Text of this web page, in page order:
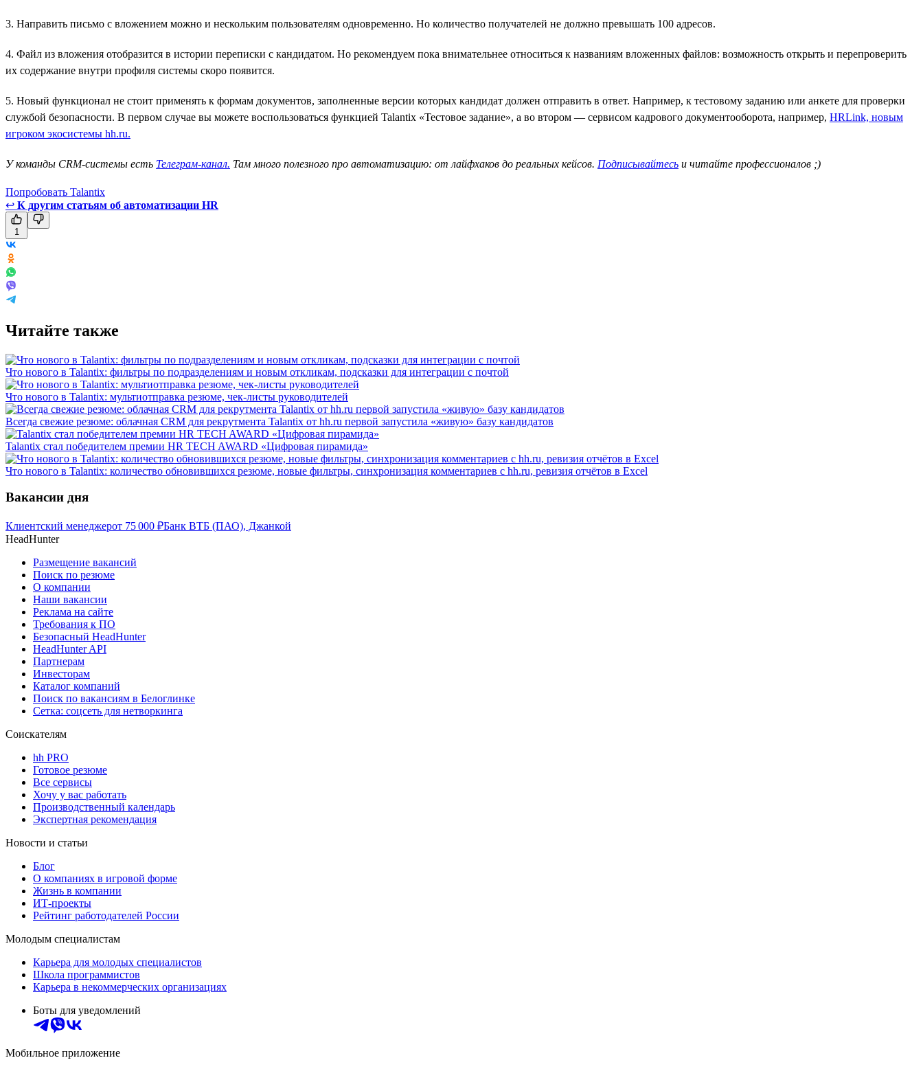
3. Направить письмо с вложением можно и нескольким пользователям одновременно. Но количество получателей не должно превышать 100 адресов.
4. Файл из вложения отобразится в истории переписки с кандидатом. Но рекомендуем пока внимательнее относиться к названиям вложенных файлов: возможность открыть и перепроверить
их содержание внутри профиля системы скоро появится.
5. Новый функционал не стоит применять к формам документов, заполненные версии которых кандидат должен отправить в ответ. Например, к тестовому заданию или анкете для проверки
службой безопасности. В первом случае вы можете воспользоваться функцией Talantix «Тестовое задание», а во втором — сервисом кадрового документооборота, например, HRLink, новым
игроком экосистемы hh.ru.
У команды CRM-системы есть Телеграм-канал. Там много полезного про автоматизацию: от лайфхаков до реальных кейсов. Подписывайтесь и читайте профессионалов ;)
Попробовать Talantix
↩ К другим статьям об автоматизации HR
1
Читайте также
Что нового в Talantix: фильтры по подразделениям и новым откликам, подсказки для интеграции с почтой
Что нового в Talantix: мультиотправка резюме, чек-листы руководителей
Всегда свежие резюме: облачная CRM для рекрутмента Talantix от hh.ru первой запустила «живую» базу кандидатов
Talantix cтал победителем премии HR TECH AWARD «Цифровая пирамида»
Что нового в Talantix: количество обновившихся резюме, новые фильтры, синхронизация комментариев с hh.ru, ревизия отчётов в Excel
Вакансии дня
Клиентский менеджерот 75 000 ₽Банк ВТБ (ПАО), Джанкой
HeadHunter
Размещение вакансий
Поиск по резюме
О компании
Наши вакансии
Реклама на сайте
Требования к ПО
Безопасный HeadHunter
HeadHunter API
Партнерам
Инвесторам
Каталог компаний
Поиск по вакансиям в Белоглинке
Сетка: соцсеть для нетворкинга
Соискателям
hh PRO
Готовое резюме
Все сервисы
Хочу у вас работать
Производственный календарь
Экспертная рекомендация
Новости и статьи
Блог
О компаниях в игровой форме
Жизнь в компании
ИТ-проекты
Рейтинг работодателей России
Молодым специалистам
Карьера для молодых специалистов
Школа программистов
Карьера в некоммерческих организациях
Боты для уведомлений
Мобильное приложение